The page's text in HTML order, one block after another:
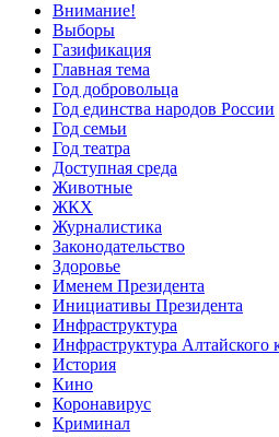
Внимание!
Выборы
Газификация
Главная тема
Год добровольца
Год единства народов России
Год семьи
Год театра
Доступная среда
Животные
ЖКХ
Журналистика
Законодательство
Здоровье
Именем Президента
Инициативы Президента
Инфраструктура
Инфраструктура Алтайского
История
Кино
Коронавирус
Криминал